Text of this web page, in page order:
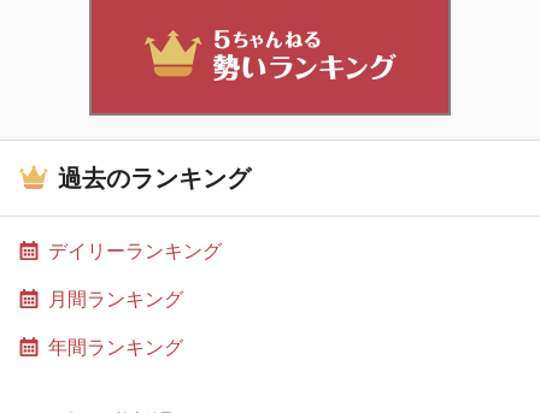
過去のランキング
デイリーランキング
月間ランキング
年間ランキング